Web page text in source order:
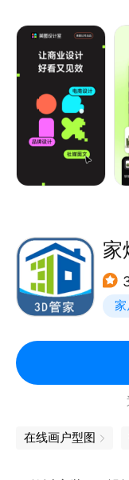
物料。
【电商设计｜商家
「AI电商套图」
键批量生成，告
【社媒营销｜自媒
【品牌设计｜零
「AI logo」输入
原创LOGO。
【海报设计｜全场
「海报模板」海
活动、新品宣传
「live PPT」输
家
家
在线画户型图